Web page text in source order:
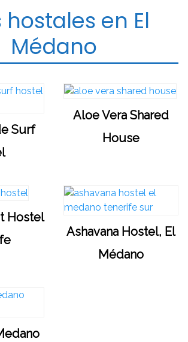
hostales en El
Médano
Surf
Aloe Vera Shared
House
Hostel
Ashavana Hostel, El
Médano